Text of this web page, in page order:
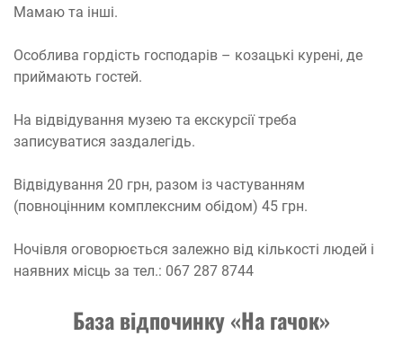
Мамаю та інші.
Особлива гордість господарів – козацькі курені, де
приймають гостей.
На відвідування музею та екскурсії треба
записуватися заздалегідь.
Відвідування 20 грн, разом із частуванням
(повноцінним комплексним обідом) 45 грн.
Ночівля оговорюється залежно від кількості людей і
наявних місць за тел.: 067 287 8744
База відпочинку «На гачок»